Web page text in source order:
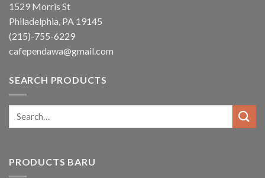
1529 Morris St
Philadelphia, PA 19145
(215)-755-6229
cafependawa@gmail.com
SEARCH PRODUCTS
Search
PRODUCTS BARU